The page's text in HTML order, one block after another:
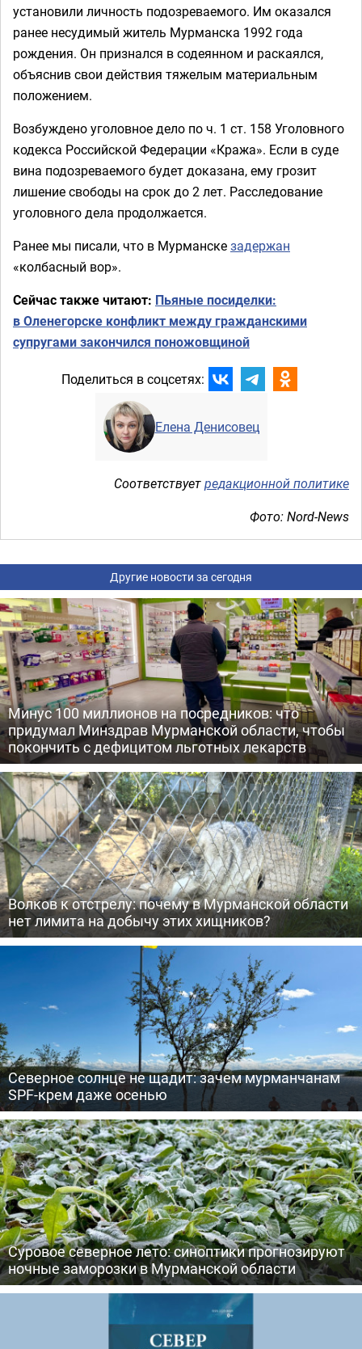
установили личность подозреваемого. Им оказался
ранее несудимый житель Мурманска 1992 года
рождения. Он признался в содеянном и раскаялся,
объяснив свои действия тяжелым материальным
положением.
Возбуждено уголовное дело по ч. 1 ст. 158 Уголовного
кодекса Российской Федерации «Кража». Если в суде
вина подозреваемого будет доказана, ему грозит
лишение свободы на срок до 2 лет. Расследование
уголовного дела продолжается.
Ранее мы писали, что в Мурманскезадержан
«колбасный вор».
Сейчас также читают: Пьяные посиделки:
в Оленегорске конфликт между гражданскими
супругами закончился поножовщиной
Поделиться в соцсетях:
Елена Денисовец
Соответствуетредакционной политике
Фото: Nord-News
Другие новости за сегодня
Минус 100 миллионов на посредников: что
придумал Минздрав Мурманской области, чтобы
покончить с дефицитом льготных лекарств
Волков к отстрелу: почему в Мурманской области
нет лимита на добычу этих хищников?
Северное солнце не щадит: зачем мурманчанам
SPF-крем даже осенью
Суровое северное лето: синоптики прогнозируют
ночные заморозки в Мурманской области